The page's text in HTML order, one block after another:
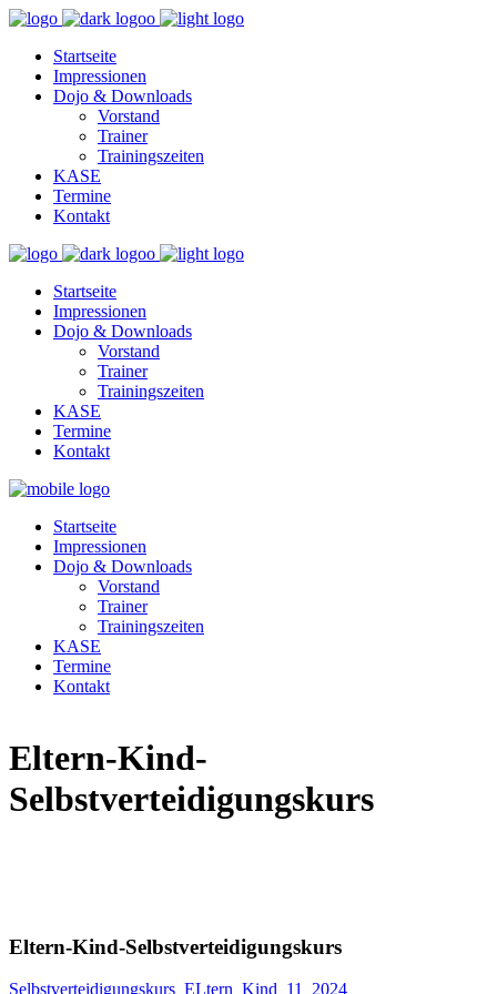
Startseite
Impressionen
Dojo & Downloads
Vorstand
Trainer
Trainingszeiten
KASE
Termine
Kontakt
Startseite
Impressionen
Dojo & Downloads
Vorstand
Trainer
Trainingszeiten
KASE
Termine
Kontakt
Startseite
Impressionen
Dojo & Downloads
Vorstand
Trainer
Trainingszeiten
KASE
Termine
Kontakt
Eltern-Kind-
Selbstverteidigungskurs
Eltern-Kind-Selbstverteidigungskurs
Selbstverteidigungskurs_ELtern_Kind_11_2024